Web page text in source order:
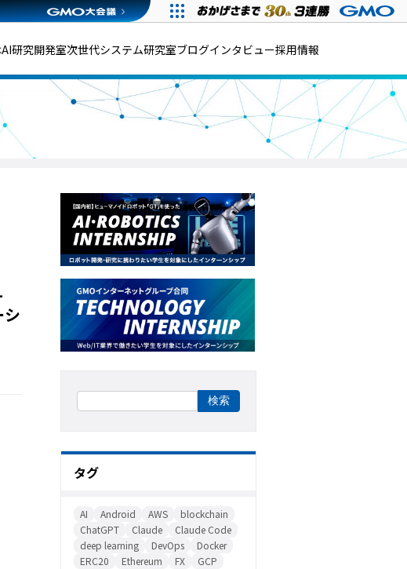
AI研究開発室次世代システム研究室ブログインタビュー採用情報
タグ
AI Android AWS
blockchain
ChatGPT
Claude
Claude Code
deep learning
DevOps
Docker
ERC20
Ethereum FX
GCP